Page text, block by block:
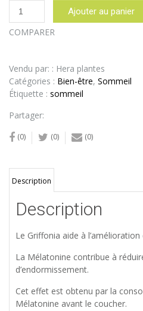
GRIFFONIA
Ajouter au panier
COMPARER
Vendu par: : Hera plantes
Catégories : Bien-être, Sommeil
Étiquette : sommeil
Partager:
(0) (0) (0)
Description
Description
Le Griffonia aide à l’amélioration
La Mélatonine contribue à
d’endormissement.
Cet effet est obtenu par la
Mélatonine avant le coucher.